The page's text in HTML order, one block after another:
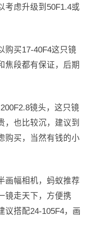
考虑升级到50F1.4或
购买17-40F4这只镜
焦段都有保证，后期
镜头，这只镜
，也比较沉，建议到
购买，当然有钱的小
画幅相机，蚂蚁推荐
镜走天下，方便携
议搭配24-105F4，画